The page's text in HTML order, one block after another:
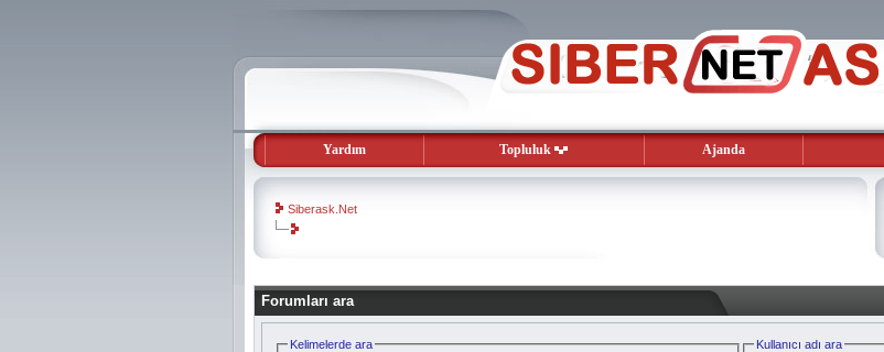
Yardım Topluluk Ajanda
Siberask.Net
evooli
gaziantep
escort
gaziantep
Forumları ara
Kelimelerde ara
Kullanıcı adı ara